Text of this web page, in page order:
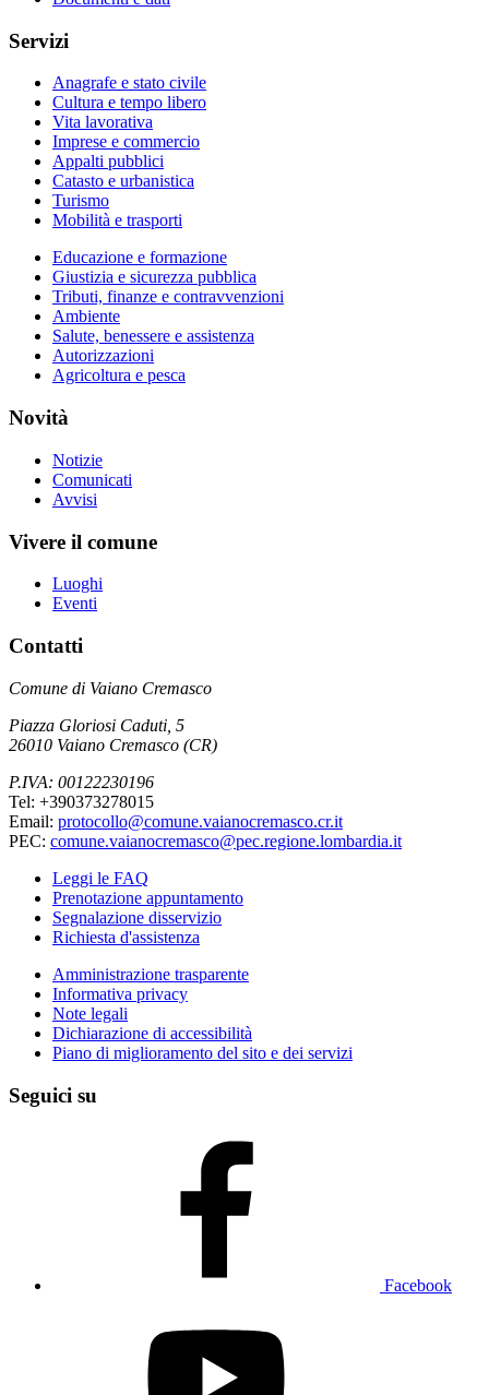
Servizi
Anagrafe e stato civile
Cultura e tempo libero
Vita lavorativa
Imprese e commercio
Appalti pubblici
Catasto e urbanistica
Turismo
Mobilità e trasporti
Educazione e formazione
Giustizia e sicurezza pubblica
Tributi, finanze e contravvenzioni
Ambiente
Salute, benessere e assistenza
Autorizzazioni
Agricoltura e pesca
Novità
Notizie
Comunicati
Avvisi
Vivere il comune
Luoghi
Eventi
Contatti
Comune di Vaiano Cremasco
Piazza Gloriosi Caduti, 5
26010 Vaiano Cremasco (CR)
P.IVA: 00122230196
Tel: +390373278015
Email: protocollo@comune.vaianocremasco.cr.it
PEC: comune.vaianocremasco@pec.regione.lombardia.it
Leggi le FAQ
Prenotazione appuntamento
Segnalazione disservizio
Richiesta d'assistenza
Amministrazione trasparente
Informativa privacy
Note legali
Dichiarazione di accessibilità
Piano di miglioramento del sito e dei servizi
Seguici su
Facebook